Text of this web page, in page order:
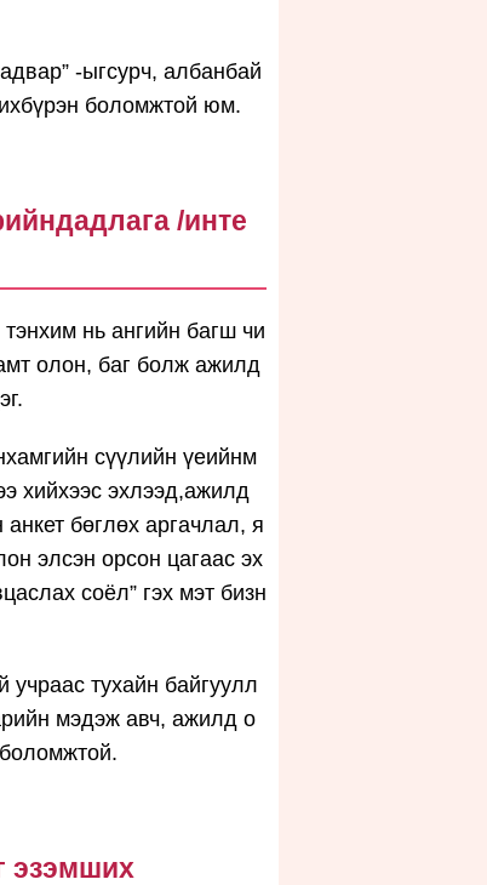
-ыгсурч, албанбай
боломжтой юм.
/инте
нь ангийн багш чи
олон, баг болж ажилд
сүүлийн үеийнм
хийхээс эхлээд,ажилд
бөглөх аргачлал, я
элсэн орсон цагаас эх
соёл” гэх мэт бизн
тухайн байгуулл
мэдэж авч, ажилд о
эзэмших